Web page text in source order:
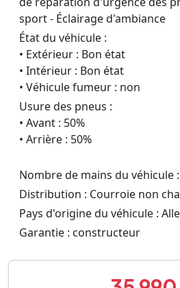
sport - Éclairage d'ambiance
État du véhicule :
• Extérieur : Bon état
• Intérieur : Bon état
• Véhicule fumeur : non
Usure des pneus :
• Avant : 50%
• Arrière : 50%
Nombre de mains du véhicule
Distribution : Courroie non
Pays d'origine du véhicule :
Garantie : constructeur